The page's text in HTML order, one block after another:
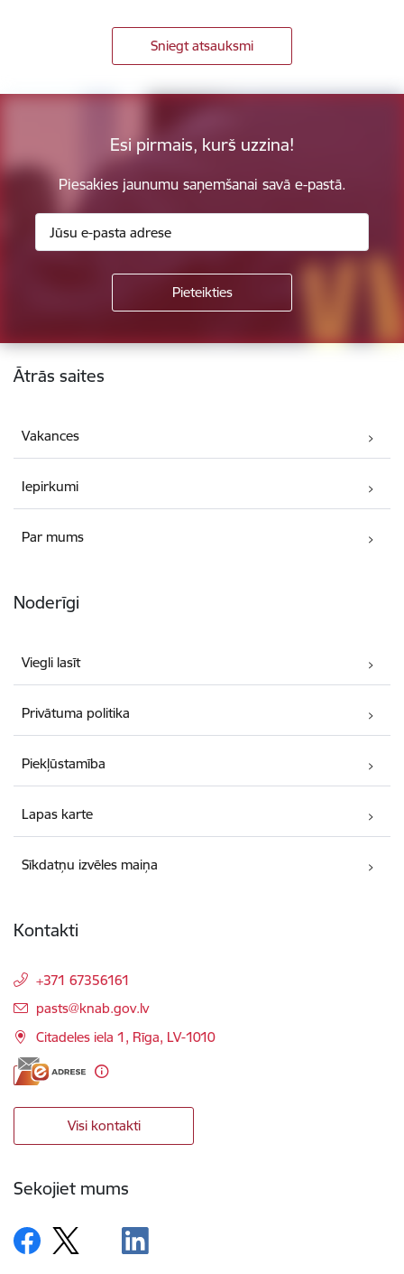
Sniegt atsauksmi
Esi pirmais, kurš uzzina!
Piesakies jaunumu saņemšanai savā e-pastā.
Kājene
Ātrās saites
Vakances
Iepirkumi
Par mums
Noderīgi
Viegli lasīt
Privātuma politika
Piekļūstamība
Lapas karte
Sīkdatņu izvēles maiņa
Kontakti
+371 67356161
E-pasts:
pasts@knab.gov.lv
Citadeles iela 1, Rīga, LV-1010
Visi kontakti
Sekojiet mums